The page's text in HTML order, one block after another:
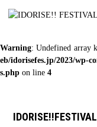
Warning: Undefined array
eb/idorisefes.jp/2023/wp-
s.php on line 4